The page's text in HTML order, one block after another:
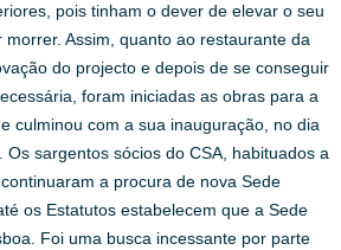
pois tinham o dever de elevar o seu
Assim, quanto ao restaurante da
do projecto e depois de se conseguir
foram iniciadas as obras para a
culminou com a sua inauguração, no dia
sargentos sócios do CSA, habituados a
a procura de nova Sede
os Estatutos estabelecem que a Sede
Foi uma busca incessante por parte